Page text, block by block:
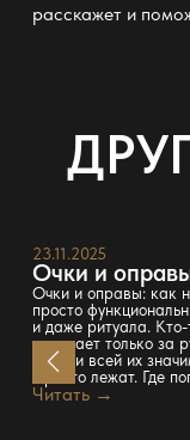
расскажет и
23.11.2025
Очки и
Очки и оправы: как
просто
и даже ритуала.
надевает только за
Но при всей их
Просто лежат. Где
Читать →